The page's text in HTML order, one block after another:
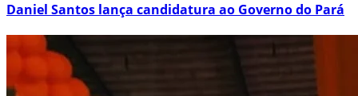
Daniel Santos lança candidatura ao Governo do Pará